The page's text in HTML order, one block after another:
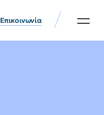
Επικοινωνία